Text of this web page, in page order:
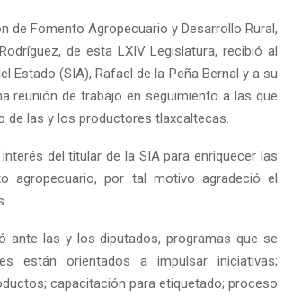
de Fomento Agropecuario y Desarrollo Rural,
de esta LXIV Legislatura, recibió al
Estado (SIA), Rafael de la Peña Bernal y a su
reunión de trabajo en seguimiento a las que
de las y los productores tlaxcaltecas.
del titular de la SIA para enriquecer las
agropecuario, por tal motivo agradeció el
ante las y los diputados, programas que se
están orientados a impulsar iniciativas;
capacitación para etiquetado; proceso